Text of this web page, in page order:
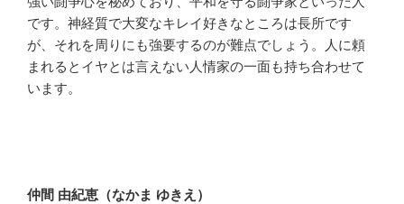
です。神経質で大変なキレイ好きなところは長所です
が、それを周りにも強要するのが難点でしょう。人に頼
まれるとイヤとは言えない人情家の一面も持ち合わせて
います。
仲間 由紀恵（なかま ゆきえ）